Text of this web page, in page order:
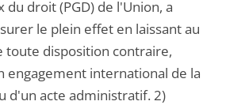
du droit (PGD) de l'Union, a
le plein effet en laissant au
toute disposition contraire,
engagement international de la
d'un acte administratif. 2)